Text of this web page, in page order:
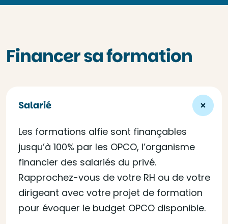
Financer sa formation
Salarié
Les formations alfie sont finançables
jusqu’à 100% par les OPCO, l’organisme
financier des salariés du privé.
Rapprochez-vous de votre RH ou de votre
dirigeant avec votre projet de formation
pour évoquer le budget OPCO disponible.